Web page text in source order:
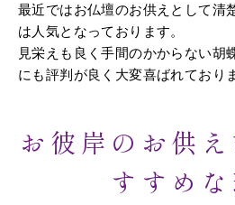
最近ではお仏壇のお供えとして清
は人気となっております。
見栄えも良く手間のかからない胡
にも評判が良く大変喜ばれており
お彼岸のお供
すすめな